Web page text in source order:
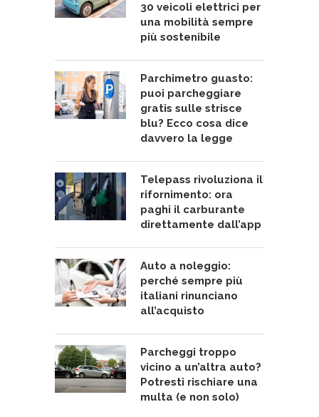
30 veicoli elettrici per
una mobilità sempre
più sostenibile
Parchimetro guasto:
puoi parcheggiare
gratis sulle strisce
blu? Ecco cosa dice
davvero la legge
Telepass rivoluziona il
rifornimento: ora
paghi il carburante
direttamente dall’app
Auto a noleggio:
perché sempre più
italiani rinunciano
all’acquisto
Parcheggi troppo
vicino a un’altra auto?
Potresti rischiare una
multa (e non solo)